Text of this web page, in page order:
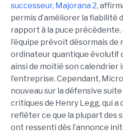
successeur, Majorana 2,
permis d’améliorer la fiabilité
rapport à la puce précédente.
l’équipe prévoit désormais
ordinateur quantique évolutif
ainsi de moitié son calendrier
l’entreprise. Cependant,
nouveau sur la défensive
critiques de Henry Legg, qui a
refléter ce que la plupart des
ont ressenti dès l’annonce